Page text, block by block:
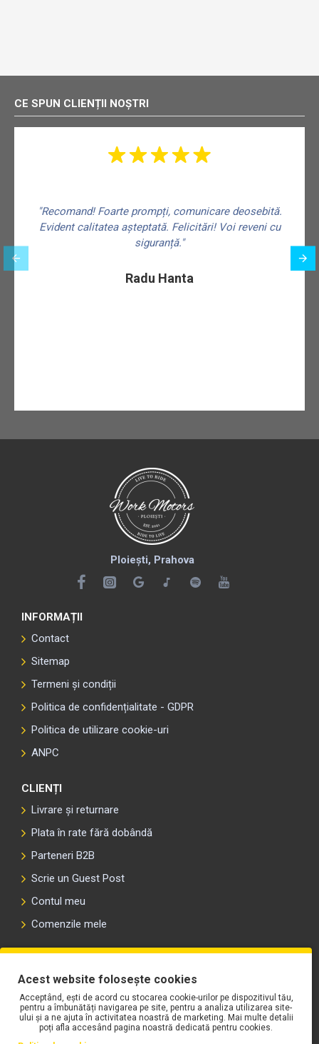
CE SPUN CLIENȚII NOȘTRI
"Recomand! Foarte prompți, comunicare deosebită.
Evident calitatea așteptată. Felicitări! Voi reveni cu
siguranță."
Radu Hanta
Ploiești, Prahova
INFORMAȚII
Contact
Sitemap
Termeni și condiții
Politica de confidențialitate - GDPR
Politica de utilizare cookie-uri
ANPC
CLIENȚI
Livrare și returnare
Plata în rate fără dobândă
Parteneri B2B
Scrie un Guest Post
Contul meu
Comenzile mele
Acest website folosește cookies
Acceptând, ești de acord cu stocarea cookie-urilor pe dispozitivul tău,
pentru a îmbunătăți navigarea pe site, pentru a analiza utilizarea site-
ului și a ne ajuta în activitatea noastră de marketing. Mai multe detalii
poți afla accesând pagina noastră dedicată pentru cookies.